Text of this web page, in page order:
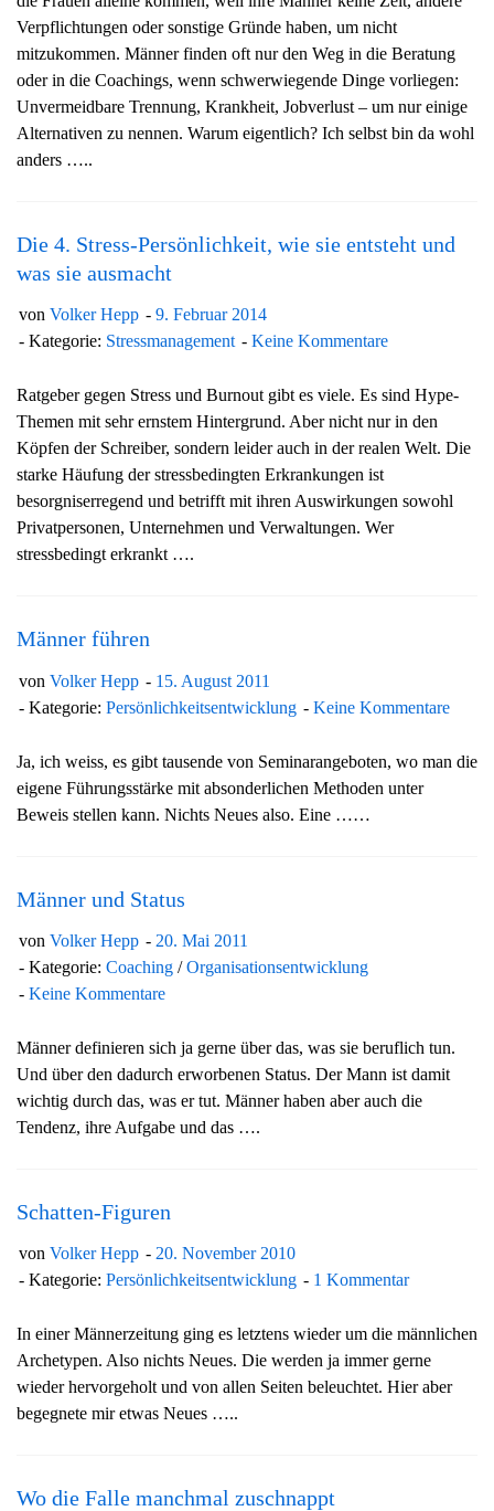
Verpflichtungen oder sonstige Gründe haben, um nicht
mitzukommen. Männer finden oft nur den Weg in die Beratung
oder in die Coachings, wenn schwerwiegende Dinge vorliegen:
Unvermeidbare Trennung, Krankheit, Jobverlust – um nur einige
Alternativen zu nennen. Warum eigentlich? Ich selbst bin da wohl
anders …..
Die 4. Stress-Persönlichkeit, wie sie entsteht und
was sie ausmacht
von Volker Hepp
9. Februar 2014
Kategorie: Stressmanagement Keine Kommentare
Ratgeber gegen Stress und Burnout gibt es viele. Es sind Hype-
Themen mit sehr ernstem Hintergrund. Aber nicht nur in den
Köpfen der Schreiber, sondern leider auch in der realen Welt. Die
starke Häufung der stressbedingten Erkrankungen ist
besorgniserregend und betrifft mit ihren Auswirkungen sowohl
Privatpersonen, Unternehmen und Verwaltungen. Wer
stressbedingt erkrankt ….
Männer führen
von Volker Hepp
15. August 2011
Kategorie: Persönlichkeitsentwicklung Keine Kommentare
Ja, ich weiss, es gibt tausende von Seminarangeboten, wo man die
eigene Führungsstärke mit absonderlichen Methoden unter
Beweis stellen kann. Nichts Neues also. Eine ……
Männer und Status
von Volker Hepp
20. Mai 2011
Kategorie: Coaching /Organisationsentwicklung
Keine Kommentare
Männer definieren sich ja gerne über das, was sie beruflich tun.
Und über den dadurch erworbenen Status. Der Mann ist damit
wichtig durch das, was er tut. Männer haben aber auch die
Tendenz, ihre Aufgabe und das ….
Schatten-Figuren
von Volker Hepp
20. November 2010
Kategorie: Persönlichkeitsentwicklung 1 Kommentar
In einer Männerzeitung ging es letztens wieder um die männlichen
Archetypen. Also nichts Neues. Die werden ja immer gerne
wieder hervorgeholt und von allen Seiten beleuchtet. Hier aber
begegnete mir etwas Neues …..
Wo die Falle manchmal zuschnappt